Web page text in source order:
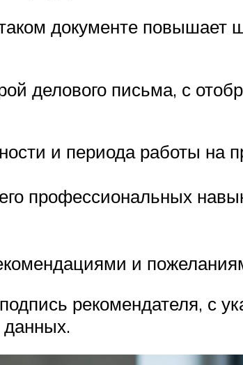
документе повышает
делового письма, с
и периода работы на
профессиональных
и
рекомендателя, с
данных.